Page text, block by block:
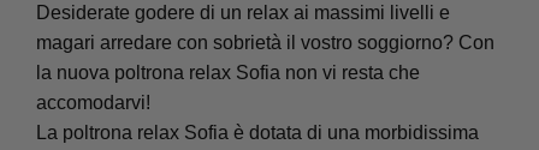
Desiderate godere di un relax ai massimi livelli e
magari arredare con sobrietà il vostro soggiorno? Con
la nuova poltrona relax Sofia non vi resta che
accomodarvi!
La poltrona relax Sofia è dotata di una morbidissima